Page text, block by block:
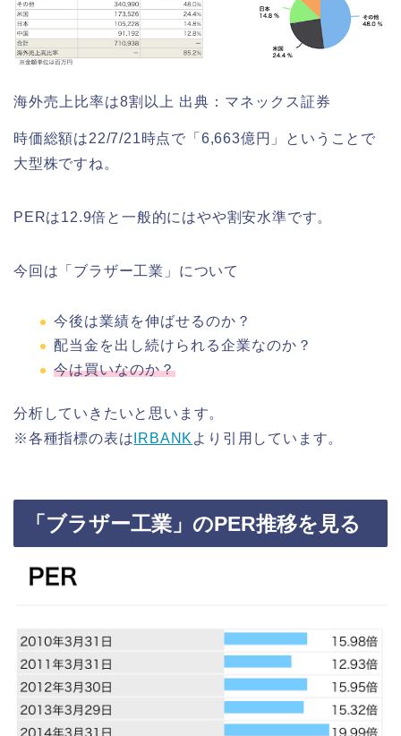
海外売上比率は8割以上 出典：マネックス証券
時価総額は22/7/21時点で「6,663億円」ということで
大型株ですね。
PERは12.9倍と一般的にはやや割安水準です。
今回は「ブラザー工業」について
今後は業績を伸ばせるのか？
配当金を出し続けられる企業なのか？
今は買いなのか？
分析していきたいと思います。
※各種指標の表は IRBANK より引用しています。
「ブラザー工業」のPER推移を見る